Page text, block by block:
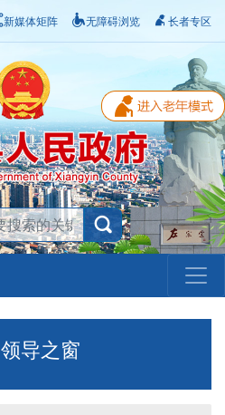
新媒体矩阵 无障碍浏览 长者专区
领导之窗